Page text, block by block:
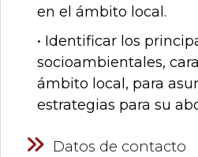
en el ámbito local.
• Identificar los
socioambientales,
ámbito local, para
estrategias para su
Datos de contacto